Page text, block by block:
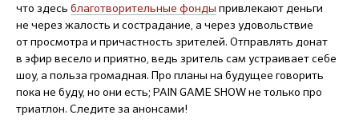
что здесь благотворительные фонды привлекают деньги
не через жалость и сострадание, а через удовольствие
от просмотра и причастность зрителей. Отправлять донат
в эфир весело и приятно, ведь зритель сам устраивает себе
шоу, а польза громадная. Про планы на будущее говорить
пока не буду, но они есть; PAIN GAME SHOW не только про
триатлон. Следите за анонсами!